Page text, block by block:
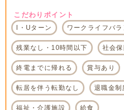
こだわりポイント
I・Uターン ワークライフバ
残業なし・10時間以下 社会
終電までに帰れる 賞与あり
転居を伴う転勤なし 退職金制
福祉・介護施設 給食